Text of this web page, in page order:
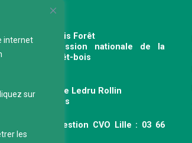
internet
sur
les
France Bois Forêt
Interprofession nationale de la
filière forêt-bois
120 avenue Ledru Rollin
75011 Paris
Service gestion CVO Lille : 03 66
88 39 63